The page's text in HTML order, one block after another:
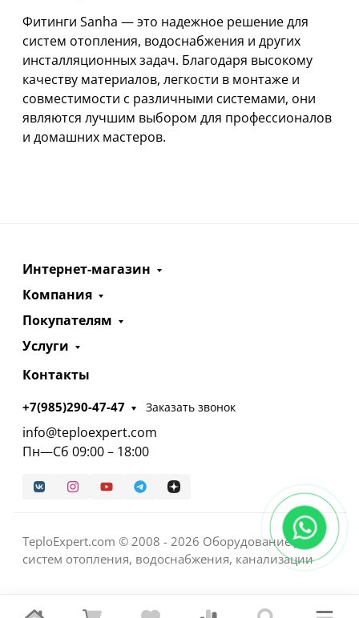
Фитинги Sanha — это надежное решение для
систем отопления, водоснабжения и других
инсталляционных задач. Благодаря высокому
качеству материалов, легкости в монтаже и
совместимости с различными системами, они
являются лучшим выбором для профессионалов
и домашних мастеров.
Интернет-магазин
Компания
Покупателям
Услуги
Контакты
+7(985)290-47-47 Заказать звонок
info@teploexpert.com
Пн—Сб 09:00 – 18:00
TeploExpert.com © 2008 - 2026 Оборудование для
систем отопления, водоснабжения, канализации